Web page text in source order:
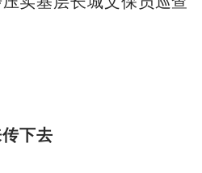
下去